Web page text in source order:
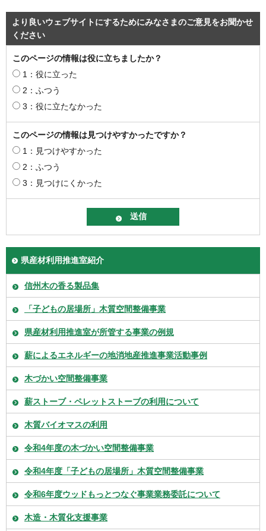
より良いウェブサイトにするためにみなさまのご意見をお聞かせ
ください
このページの情報は役に立ちましたか？
1：役に立った
2：ふつう
3：役に立たなかった
このページの情報は見つけやすかったですか？
1：見つけやすかった
2：ふつう
3：見つけにくかった
県産材利用推進室紹介
信州木の香る製品集
「子どもの居場所」木質空間整備事業
県産材利用推進室が所管する事業の例規
薪によるエネルギーの地消地産推進事業活動事例
木づかい空間整備事業
薪ストーブ・ペレットストーブの利用について
木質バイオマスの利用
令和4年度の木づかい空間整備事業
令和4年度「子どもの居場所」木質空間整備事業
令和6年度ウッドもっとつなぐ事業業務委託について
木造・木質化支援事業